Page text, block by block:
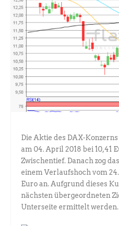
Die Aktie des DAX-
am 04. April 2018 bei 10,41
Zwischentief. Danach zog
einem Verlaufshoch vom
Euro an. Aufgrund dieses
nächsten übergeordneten
Unterseite ermittelt werden.